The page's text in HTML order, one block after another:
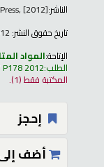
الناشر:[2012]
تاريخ حقوق النشر:
الإتاحة:المواد
الطلب:P178 2012
المكتبة فقط(1).
إحجز
أضف